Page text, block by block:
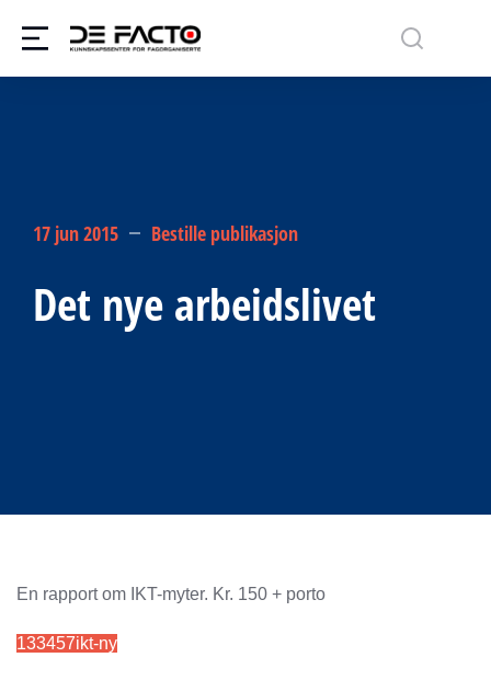
17 jun 2015 Bestille publikasjon
Det nye arbeidslivet
En rapport om IKT-myter. Kr. 150 + porto
133457ikt-ny